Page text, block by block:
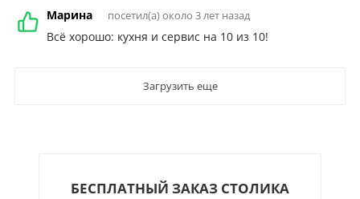
Марина посетил(а) около 3 лет назад
Всё хорошо: кухня и сервис на 10 из 10!
Загрузить еще
БЕСПЛАТНЫЙ ЗАКАЗ СТОЛИКА